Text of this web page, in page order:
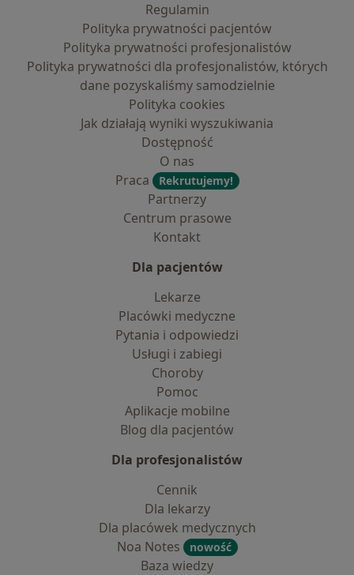
Regulamin
Polityka prywatności pacjentów
Polityka prywatności profesjonalistów
Polityka prywatności dla profesjonalistów, których
dane pozyskaliśmy samodzielnie
Polityka cookies
Jak działają wyniki wyszukiwania
Dostępność
O nas
Praca
Rekrutujemy!
Partnerzy
Centrum prasowe
Kontakt
Dla pacjentów
Lekarze
Placówki medyczne
Pytania i odpowiedzi
Usługi i zabiegi
Choroby
Pomoc
Aplikacje mobilne
Blog dla pacjentów
Dla profesjonalistów
Cennik
Dla lekarzy
Dla placówek medycznych
Noa Notes
nowość
Baza wiedzy